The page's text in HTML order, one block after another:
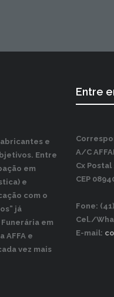
e
Entre
em
e
com o
já
em
AFFA e
vez mais
Entre
A/C
Cx Postal
CEP
Fone:
Cel./
E-mail: